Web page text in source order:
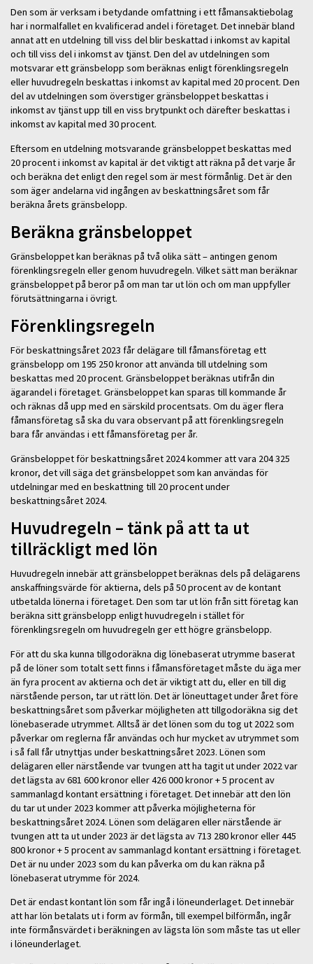
Den som är verksam i betydande omfattning i ett fåmansaktiebolag
har i normalfallet en kvalificerad andel i företaget. Det innebär bland
annat att en utdelning till viss del blir beskattad i inkomst av kapital
och till viss del i inkomst av tjänst. Den del av utdelningen som
motsvarar ett gränsbelopp som beräknas enligt förenklingsregeln
eller huvudregeln beskattas i inkomst av kapital med 20 procent. Den
del av utdelningen som överstiger gränsbeloppet beskattas i
inkomst av tjänst upp till en viss brytpunkt och därefter beskattas i
inkomst av kapital med 30 procent.
Eftersom en utdelning motsvarande gränsbeloppet beskattas med
20 procent i inkomst av kapital är det viktigt att räkna på det varje år
och beräkna det enligt den regel som är mest förmånlig. Det är den
som äger andelarna vid ingången av beskattningsåret som får
beräkna årets gränsbelopp.
Beräkna gränsbeloppet
Gränsbeloppet kan beräknas på två olika sätt – antingen genom
förenklingsregeln eller genom huvudregeln. Vilket sätt man beräknar
gränsbeloppet på beror på om man tar ut lön och om man uppfyller
förutsättningarna i övrigt.
Förenklingsregeln
För beskattningsåret 2023 får delägare till fåmansföretag ett
gränsbelopp om 195 250 kronor att använda till utdelning som
beskattas med 20 procent. Gränsbeloppet beräknas utifrån din
ägarandel i företaget. Gränsbeloppet kan sparas till kommande år
och räknas då upp med en särskild procentsats. Om du äger flera
fåmansföretag så ska du vara observant på att förenklingsregeln
bara får användas i ett fåmansföretag per år.
Gränsbeloppet för beskattningsåret 2024 kommer att vara 204 325
kronor, det vill säga det gränsbeloppet som kan användas för
utdelningar med en beskattning till 20 procent under
beskattningsåret 2024.
Huvudregeln – tänk på att ta ut
tillräckligt med lön
Huvudregeln innebär att gränsbeloppet beräknas dels på delägarens
anskaffningsvärde för aktierna, dels på 50 procent av de kontant
utbetalda lönerna i företaget. Den som tar ut lön från sitt företag kan
beräkna sitt gränsbelopp enligt huvudregeln i stället för
förenklingsregeln om huvudregeln ger ett högre gränsbelopp.
För att du ska kunna tillgodoräkna dig lönebaserat utrymme baserat
på de löner som totalt sett finns i fåmansföretaget måste du äga mer
än fyra procent av aktierna och det är viktigt att du, eller en till dig
närstående person, tar ut rätt lön. Det är löneuttaget under året före
beskattningsåret som påverkar möjligheten att tillgodoräkna sig det
lönebaserade utrymmet. Alltså är det lönen som du tog ut 2022 som
påverkar om reglerna får användas och hur mycket av utrymmet som
i så fall får utnyttjas under beskattningsåret 2023. Lönen som
delägaren eller närstående var tvungen att ha tagit ut under 2022 var
det lägsta av 681 600 kronor eller 426 000 kronor + 5 procent av
sammanlagd kontant ersättning i företaget. Det innebär att den lön
du tar ut under 2023 kommer att påverka möjligheterna för
beskattningsåret 2024. Lönen som delägaren eller närstående är
tvungen att ta ut under 2023 är det lägsta av 713 280 kronor eller 445
800 kronor + 5 procent av sammanlagd kontant ersättning i företaget.
Det är nu under 2023 som du kan påverka om du kan räkna på
lönebaserat utrymme för 2024.
Det är endast kontant lön som får ingå i löneunderlaget. Det innebär
att har lön betalats ut i form av förmån, till exempel bilförmån, ingår
inte förmånsvärdet i beräkningen av lägsta lön som måste tas ut eller
i löneunderlaget.